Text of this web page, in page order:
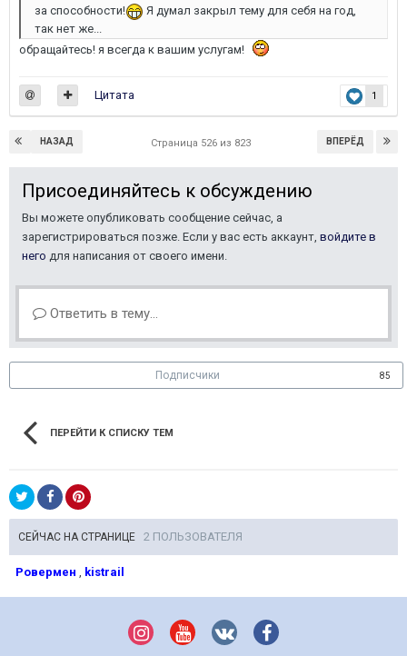
за способности!
Я думал закрыл тему для себя на год,
так нет же...
обращайтесь! я всегда к вашим услугам!
1
Цитата
НАЗАД ВПЕРЁД
Страница 526 из 823
Присоединяйтесь к обсуждению
Вы можете опубликовать сообщение сейчас, а
зарегистрироваться позже. Если у вас есть аккаунт, войдите в
него для написания от своего имени.
Ответить в тему...
Подписчики 85
ПЕРЕЙТИ К СПИСКУ ТЕМ
СЕЙЧАС НА СТРАНИЦЕ 2 ПОЛЬЗОВАТЕЛЯ
Ровермен kistrail